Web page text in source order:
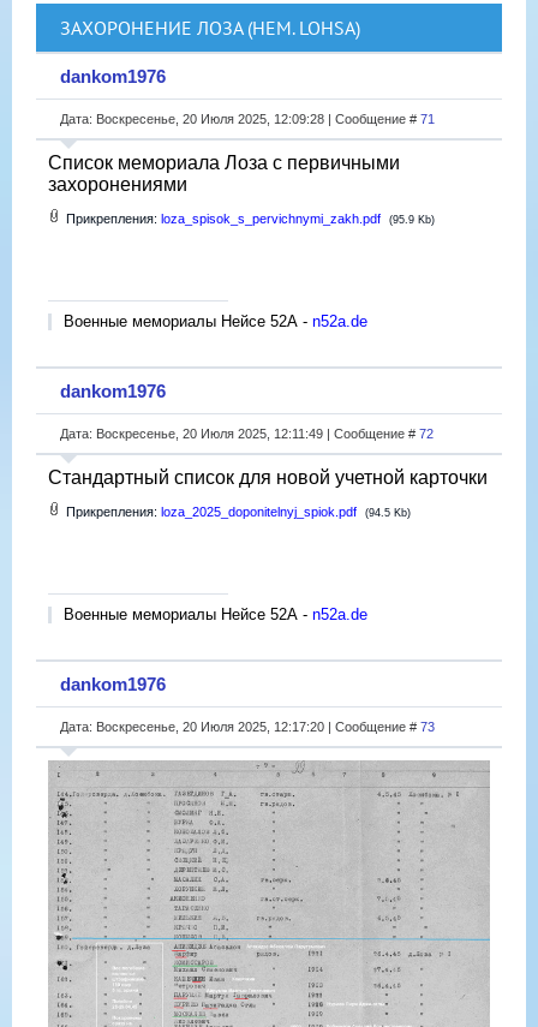
ЗАХОРОНЕНИЕ ЛОЗА (НЕМ. LOHSA)
dankom1976
Дата: Воскресенье, 20 Июля 2025, 12:09:28 | Сообщение # 71
Список мемориала Лоза с первичными
захоронениями
Прикрепления: loza_spisok_s_pervichnymi_zakh.pdf (95.9 Kb)
Военные мемориалы Нейсе 52А - n52a.de
dankom1976
Дата: Воскресенье, 20 Июля 2025, 12:11:49 | Сообщение # 72
Стандартный список для новой учетной карточки
Прикрепления: loza_2025_doponitelnyj_spiok.pdf (94.5 Kb)
Военные мемориалы Нейсе 52А - n52a.de
dankom1976
Дата: Воскресенье, 20 Июля 2025, 12:17:20 | Сообщение # 73